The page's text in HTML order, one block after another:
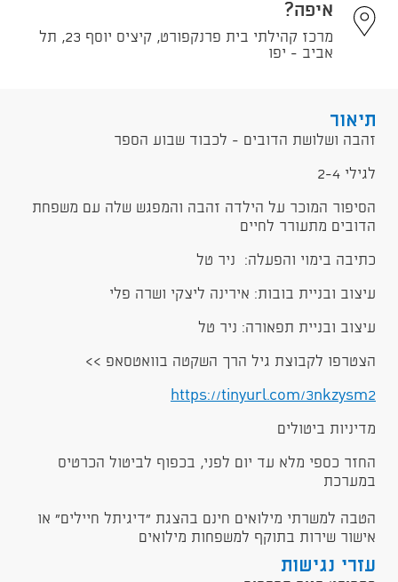
איפה?
מרכז קהילתי בית פרנקפורט, קיציס יוסף 23, תל
אביב - יפו
תיאור
זהבה ושלושת הדובים - לכבוד שבוע הספר
לגילי 2-4
הסיפור המוכר על הילדה זהבה והמפגש שלה עם משפחת
הדובים מתעורר לחיים
כתיבה בימוי והפעלה: ניר טל
עיצוב ובניית בובות: אירינה ליצקי ושרה פלי
עיצוב ובניית תפאורה: ניר טל
הצטרפו לקבוצת גיל הרך השקטה בוואטסאפ >>
https://tinyurl.com/3nkzysm2
מדיניות ביטולים
החזר כספי מלא עד יום לפני, בכפוף לביטול הכרטיס
במערכת
הטבה למשרתי מילואים חינם בהצגת "דיגיתל חיילים" או
אישור שירות בתוקף למשפחות מילואים
עזרי נגישות